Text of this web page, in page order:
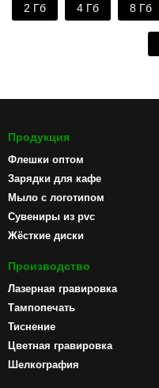
2 Гб 4 Гб 8 Гб
Продукция
Флешки оптом
Зарядки для кафе
Мыло с логотипом
Сувениры из pvc
Жёсткие диски
Производство
Лазерная гравировка
Тампопечать
Тиснение
Цветная гравировка
Шелкография